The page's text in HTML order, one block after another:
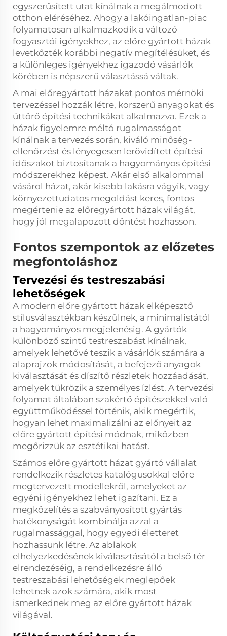
egyszerűsített utat kínálnak a megálmodott
otthon eléréséhez. Ahogy a lakóingatlan-piac
folyamatosan alkalmazkodik a változó
fogyasztói igényekhez, az előre gyártott házak
levetkőzték korábbi negatív megítélésüket, és
a különleges igényekhez igazodó vásárlók
körében is népszerű választássá váltak.
A mai előregyártott házakat pontos mérnöki
tervezéssel hozzák létre, korszerű anyagokat és
úttörő építési technikákat alkalmazva. Ezek a
házak figyelemre méltó rugalmasságot
kínálnak a tervezés során, kiváló minőség-
ellenőrzést és lényegesen lerövidített építési
időszakot biztosítanak a hagyományos építési
módszerekhez képest. Akár első alkalommal
vásárol házat, akár kisebb lakásra vágyik, vagy
környezettudatos megoldást keres, fontos
megértenie az előregyártott házak világát,
hogy jól megalapozott döntést hozhasson.
Fontos szempontok az előzetes
megfontoláshoz
Tervezési és testreszabási
lehetőségek
A modern előre gyártott házak elképesztő
stílusválasztékban készülnek, a minimalistától
a hagyományos megjelenésig. A gyártók
különböző szintű testreszabást kínálnak,
amelyek lehetővé teszik a vásárlók számára a
alaprajzok módosítását, a befejező anyagok
kiválasztását és díszítő részletek hozzáadását,
amelyek tükrözik a személyes ízlést. A tervezési
folyamat általában szakértő építészekkel való
együttműködéssel történik, akik megértik,
hogyan lehet maximalizálni az előnyeit az
előre gyártott építési módnak, miközben
megőrizzük az esztétikai hatást.
Számos előre gyártott házat gyártó vállalat
rendelkezik részletes katalógusokkal előre
megtervezett modellekről, amelyeket az
egyéni igényekhez lehet igazítani. Ez a
megközelítés a szabványosított gyártás
hatékonyságát kombinálja azzal a
rugalmassággal, hogy egyedi életteret
hozhassunk létre. Az ablakok
elhelyezkedésének kiválasztásától a belső tér
elrendezéséig, a rendelkezésre álló
testreszabási lehetőségek meglepőek
lehetnek azok számára, akik most
ismerkednek meg az előre gyártott házak
világával.